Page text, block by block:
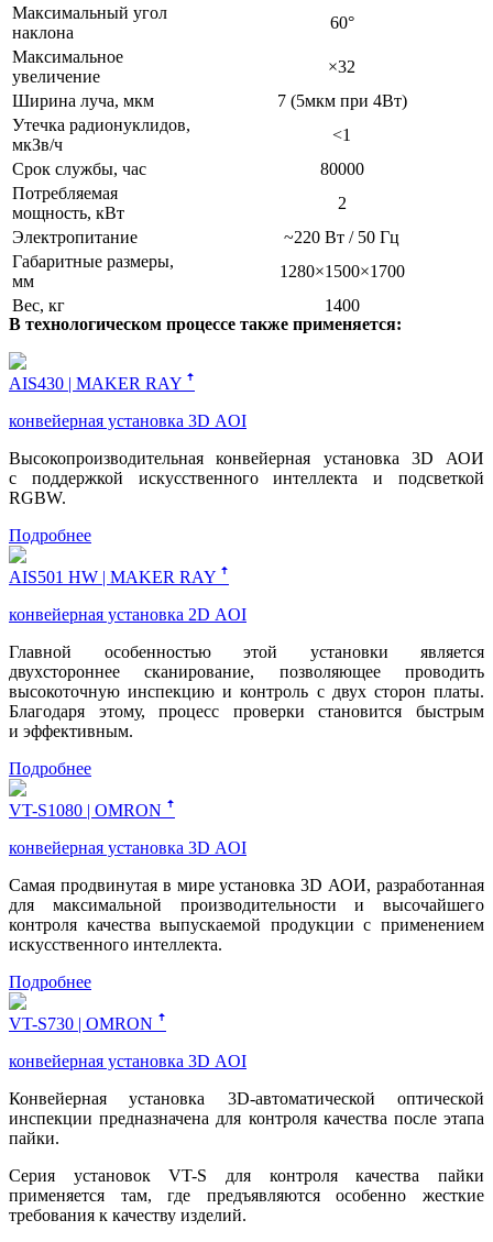
Максимальный угол
наклона
60°
Максимальное
увеличение
×32
Ширина луча, мкм
7 (5мкм при 4Вт)
Утечка радионуклидов,
мкЗв/ч
<1
Срок службы, час
80000
Потребляемая
мощность, кВт
2
Электропитание
~220 Вт / 50 Гц
Габаритные размеры,
мм
1280×1500×1700
Вес, кг
1400
В технологическом процессе также применяется:
AIS430 | MAKER RAY ꜛ
конвейерная установка 3D AOI
Высокопроизводительная конвейерная установка 3D АОИ
с поддержкой искусственного интеллекта и подсветкой
RGBW.
Подробнее
AIS501 HW | MAKER RAY ꜛ
конвейерная установка 2D AOI
Главной особенностью этой установки является
двухстороннее сканирование, позволяющее проводить
высокоточную инспекцию и контроль с двух сторон платы.
Благодаря этому, процесс проверки становится быстрым
и эффективным.
Подробнее
VT-S1080 | OMRON ꜛ
конвейерная установка 3D AOI
Самая продвинутая в мире установка 3D АОИ, разработанная
для максимальной производительности и высочайшего
контроля качества выпускаемой продукции с применением
искусственного интеллекта.
Подробнее
VT-S730 | OMRON ꜛ
конвейерная установка 3D AOI
Конвейерная установка 3D-автоматической оптической
инспекции предназначена для контроля качества после этапа
пайки.
Серия установок VT-S для контроля качества пайки
применяется там, где предъявляются особенно жесткие
требования к качеству изделий.